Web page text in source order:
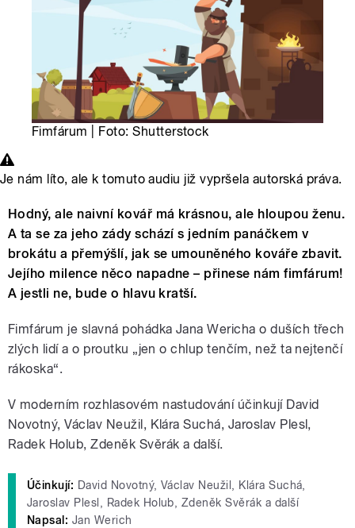
Fimfárum | Foto: Shutterstock
Je nám líto, ale k tomuto audiu již vypršela autorská práva.
Hodný, ale naivní kovář má krásnou, ale hloupou ženu.
A ta se za jeho zády schází s jedním panáčkem v
brokátu a přemýšlí, jak se umouněného kováře zbavit.
Jejího milence něco napadne – přinese nám fimfárum!
A jestli ne, bude o hlavu kratší.
Fimfárum je slavná pohádka Jana Wericha o duších třech
zlých lidí a o proutku „jen o chlup tenčím, než ta nejtenčí
rákoska“.
V moderním rozhlasovém nastudování účinkují David
Novotný, Václav Neužil, Klára Suchá, Jaroslav Plesl,
Radek Holub, Zdeněk Svěrák a další.
Účinkují: David Novotný, Václav Neužil, Klára Suchá,
Jaroslav Plesl, Radek Holub, Zdeněk Svěrák a další
Napsal: Jan Werich